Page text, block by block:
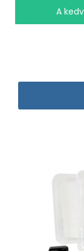
A